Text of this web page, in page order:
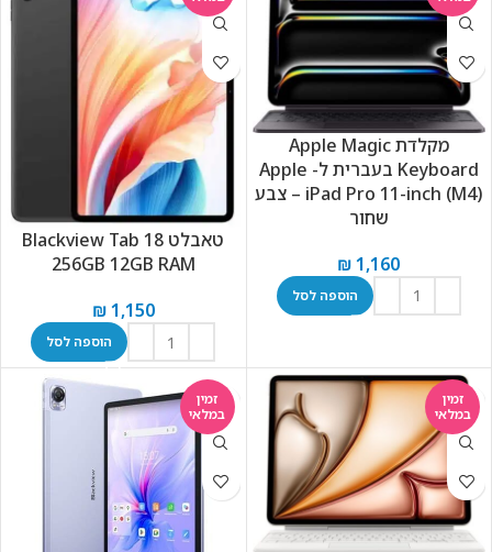
מקלדת Apple Magic
Keyboard בעברית ל- Apple
iPad Pro 11-inch (M4) – צבע
שחור
₪1,160
הוספה לסל
טאבלט Blackview Tab 18
256GB 12GB RAM
₪1,150
הוספה לסל
זמין
במלאי
זמין
במלאי